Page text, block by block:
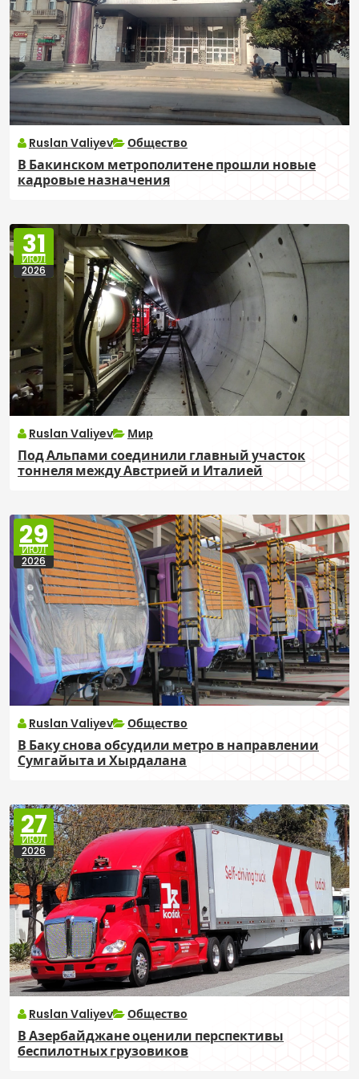
Ruslan Valiyev Общество
В Бакинском метрополитене прошли новые
кадровые назначения
31
ИЮЛ
2026
Ruslan Valiyev Мир
Под Альпами соединили главный участок
тоннеля между Австрией и Италией
29
ИЮЛ
2026
Ruslan Valiyev Общество
В Баку снова обсудили метро в направлении
Сумгайыта и Хырдалана
27
ИЮЛ
2026
Ruslan Valiyev Общество
В Азербайджане оценили перспективы
беспилотных грузовиков